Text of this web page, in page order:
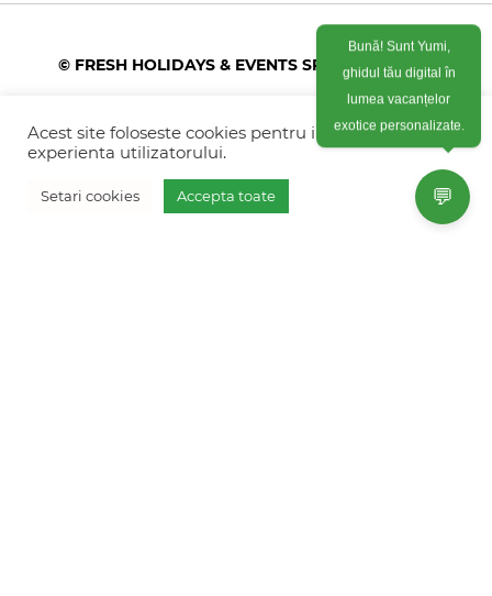
Vreau oferta personalizata
© FRESH HOLIDAYS & EVENTS SRL 2026
Colonel Corneliu Popeia 43, Sector 5, Bucuresti
(vis-a-vis de Greengate)
+40770 574 088
Acest site foloseste cookies pentru imbunatati
experienta utilizatorului.
Setari cookies Accepta toate 💬
Bună! Sunt Yumi,
ghidul tău digital în
lumea vacanțelor
exotice personalizate.